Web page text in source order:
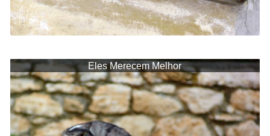
Eles Merecem Melhor